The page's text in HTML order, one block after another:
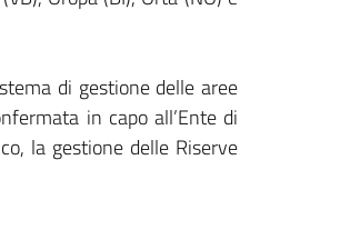
di gestione delle aree
in capo all’Ente di
la gestione delle Riserve